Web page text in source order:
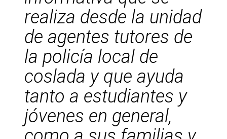
realiza desde la unidad
de agentes tutores de
la policía local de
coslada y que ayuda
tanto a estudiantes y
jóvenes en general,